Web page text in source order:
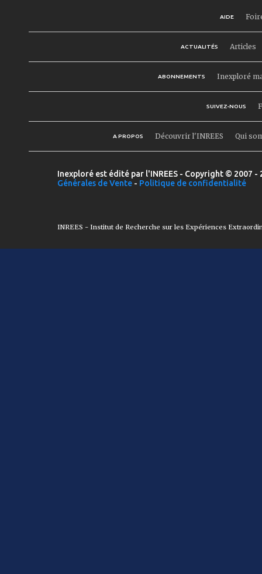
AIDE
ACTUALITÉS Articles
ABONNEMENTS Inexploré
SUIVEZ-NOUS
A PROPOS Découvrir l'INREES Qui
Inexploré est édité par l'INREES - Copyright © 2007
Générales de Vente - Politique de confidentialité
INREES - Institut de Recherche sur les Expériences